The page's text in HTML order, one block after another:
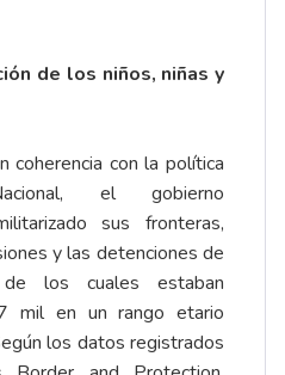
de los niños, niñas y
coherencia con la política
el gobierno
sus fronteras,
y las detenciones de
los cuales estaban
mil en un rango etario
los datos registrados